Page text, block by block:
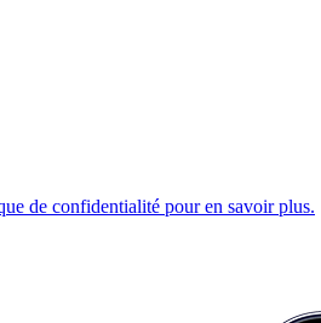
de confidentialité pour en savoir plus.